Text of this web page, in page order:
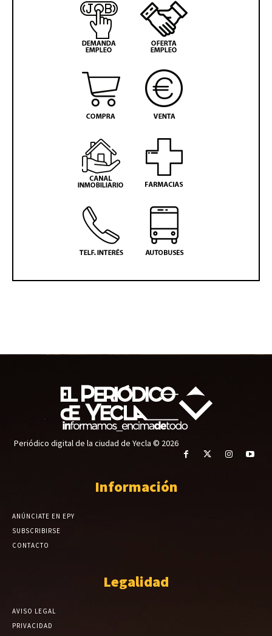
Periódico digital de la ciudad de Yecla © 2026
Información
ANÚNCIATE EN EPY
SUBSCRIBIRSE
CONTACTO
Legalidad
AVISO LEGAL
PRIVACIDAD